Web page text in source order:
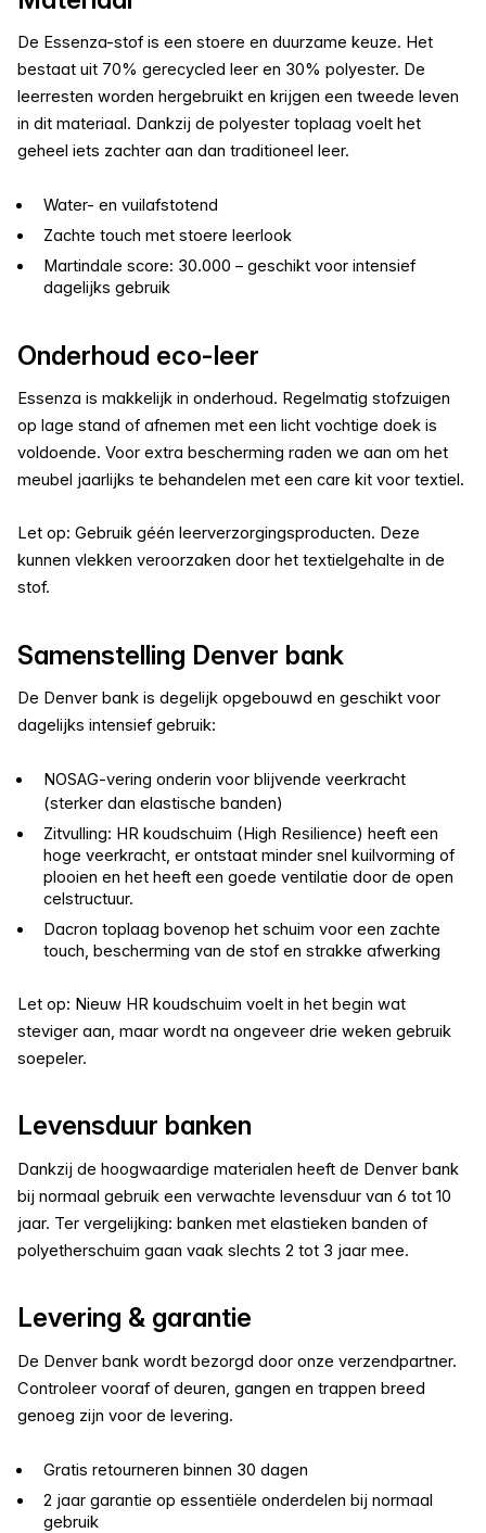
De Essenza-stof is een stoere en duurzame keuze. Het
bestaat uit 70% gerecycled leer en 30% polyester. De
leerresten worden hergebruikt en krijgen een tweede leven
in dit materiaal. Dankzij de polyester toplaag voelt het
geheel iets zachter aan dan traditioneel leer.
Water- en vuilafstotend
Zachte touch met stoere leerlook
Martindale score: 30.000 – geschikt voor intensief
dagelijks gebruik
Onderhoud eco-leer
Essenza is makkelijk in onderhoud. Regelmatig stofzuigen
op lage stand of afnemen met een licht vochtige doek is
voldoende. Voor extra bescherming raden we aan om het
meubel jaarlijks te behandelen met een care kit voor textiel.
Let op: Gebruik géén leerverzorgingsproducten. Deze
kunnen vlekken veroorzaken door het textielgehalte in de
stof.
Samenstelling Denver bank
De Denver bank is degelijk opgebouwd en geschikt voor
dagelijks intensief gebruik:
NOSAG-vering onderin voor blijvende veerkracht
(sterker dan elastische banden)
Zitvulling: HR koudschuim (High Resilience) heeft een
hoge veerkracht, er ontstaat minder snel kuilvorming of
plooien en het heeft een goede ventilatie door de open
celstructuur.
Dacron toplaag bovenop het schuim voor een zachte
touch, bescherming van de stof en strakke afwerking
Let op: Nieuw HR koudschuim voelt in het begin wat
steviger aan, maar wordt na ongeveer drie weken gebruik
soepeler.
Levensduur banken
Dankzij de hoogwaardige materialen heeft de Denver bank
bij normaal gebruik een verwachte levensduur van 6 tot 10
jaar. Ter vergelijking: banken met elastieken banden of
polyetherschuim gaan vaak slechts 2 tot 3 jaar mee.
Levering & garantie
De Denver bank wordt bezorgd door onze verzendpartner.
Controleer vooraf of deuren, gangen en trappen breed
genoeg zijn voor de levering.
Gratis retourneren binnen 30 dagen
2 jaar garantie op essentiële onderdelen bij normaal
gebruik